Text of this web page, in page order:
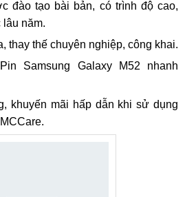
đào tạo bài bản, có trình độ cao,
lâu năm.
thay thế chuyên nghiệp, công khai.
Samsung Galaxy M52 nhanh
khuyến mãi hấp dẫn khi sử dụng